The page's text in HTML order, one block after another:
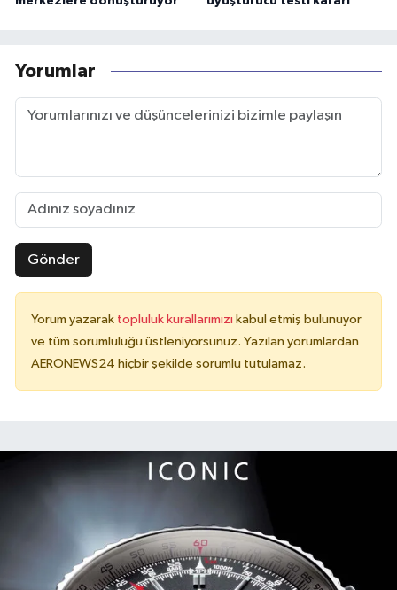
Yorumlar
Gönder
Yorum yazarak topluluk kurallarımızı kabul etmiş bulunuyor
ve tüm sorumluluğu üstleniyorsunuz. Yazılan yorumlardan
AERONEWS24 hiçbir şekilde sorumlu tutulamaz.